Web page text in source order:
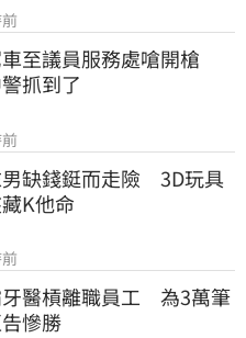
至議員服務處嗆開槍
抓到了
缺錢鋌而走險　3D玩具
K他命
醫槓離職員工　為3萬筆
慘勝